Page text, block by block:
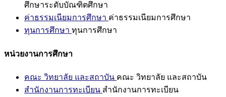
ศึกษาระดับบัณฑิตศึกษา
ค่าธรรมเนียมการศึกษา ค่าธรรมเนียมการศึกษา
ทุนการศึกษา ทุนการศึกษา
หน่วยงานการศึกษา
คณะ วิทยาลัย และสถาบัน คณะ วิทยาลัย และสถาบัน
สำนักงานการทะเบียน สำนักงานการทะเบียน